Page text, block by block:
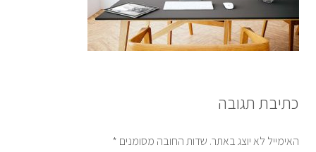
כתיבת תגובה
האימייל לא יוצג באתר. שדות החובה מסומנים *